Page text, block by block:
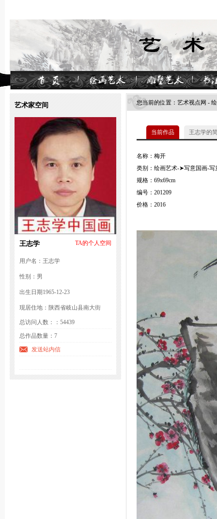
艺术家空间
王志学 TA的个人空间
用户名：王志学
性别：男
出生日期1965-12-23
现居住地：陕西省岐山县南大街
总访问人数：：54439
总作品数量：7
发送站内信
您当前的位置： 艺术视点网 -
当前作品 王志学的
名称：梅开
类别：绘画艺术-➤写意国画-写
规格：69x69cm
编号：201209
价格：2016